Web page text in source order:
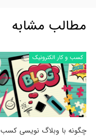
مطالب مشابه
کسب و کار الکترونیک
چگونه با وبلاگ نویسی کسب